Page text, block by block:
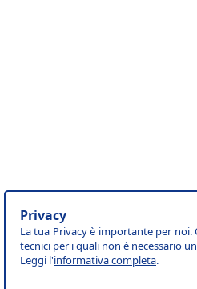
Privacy
La tua Privacy è importante per
tecnici per i quali non è necessario
Leggi l'informativa completa.